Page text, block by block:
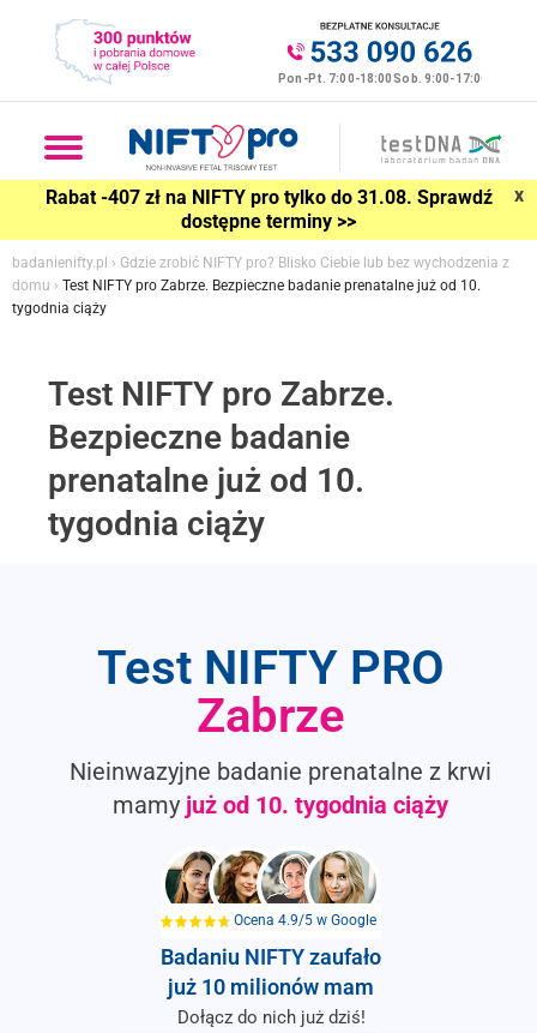
Rabat -407 zł na NIFTY pro tylko do 31.08. Sprawdź
dostępne terminy >>
x
badanienifty.pl › Gdzie zrobić NIFTY pro? Blisko Ciebie lub bez wychodzenia z
domu › Test NIFTY pro Zabrze. Bezpieczne badanie prenatalne już od 10.
tygodnia ciąży
Test NIFTY pro Zabrze.
Bezpieczne badanie
prenatalne już od 10.
tygodnia ciąży
Test NIFTY PRO
Zabrze
Nieinwazyjne badanie prenatalne z krwi
mamy już od 10. tygodnia ciąży
Ocena 4.9/5 w Google
Badaniu NIFTYzaufało
już 10 milionów mam
Dołącz do nich już dziś!